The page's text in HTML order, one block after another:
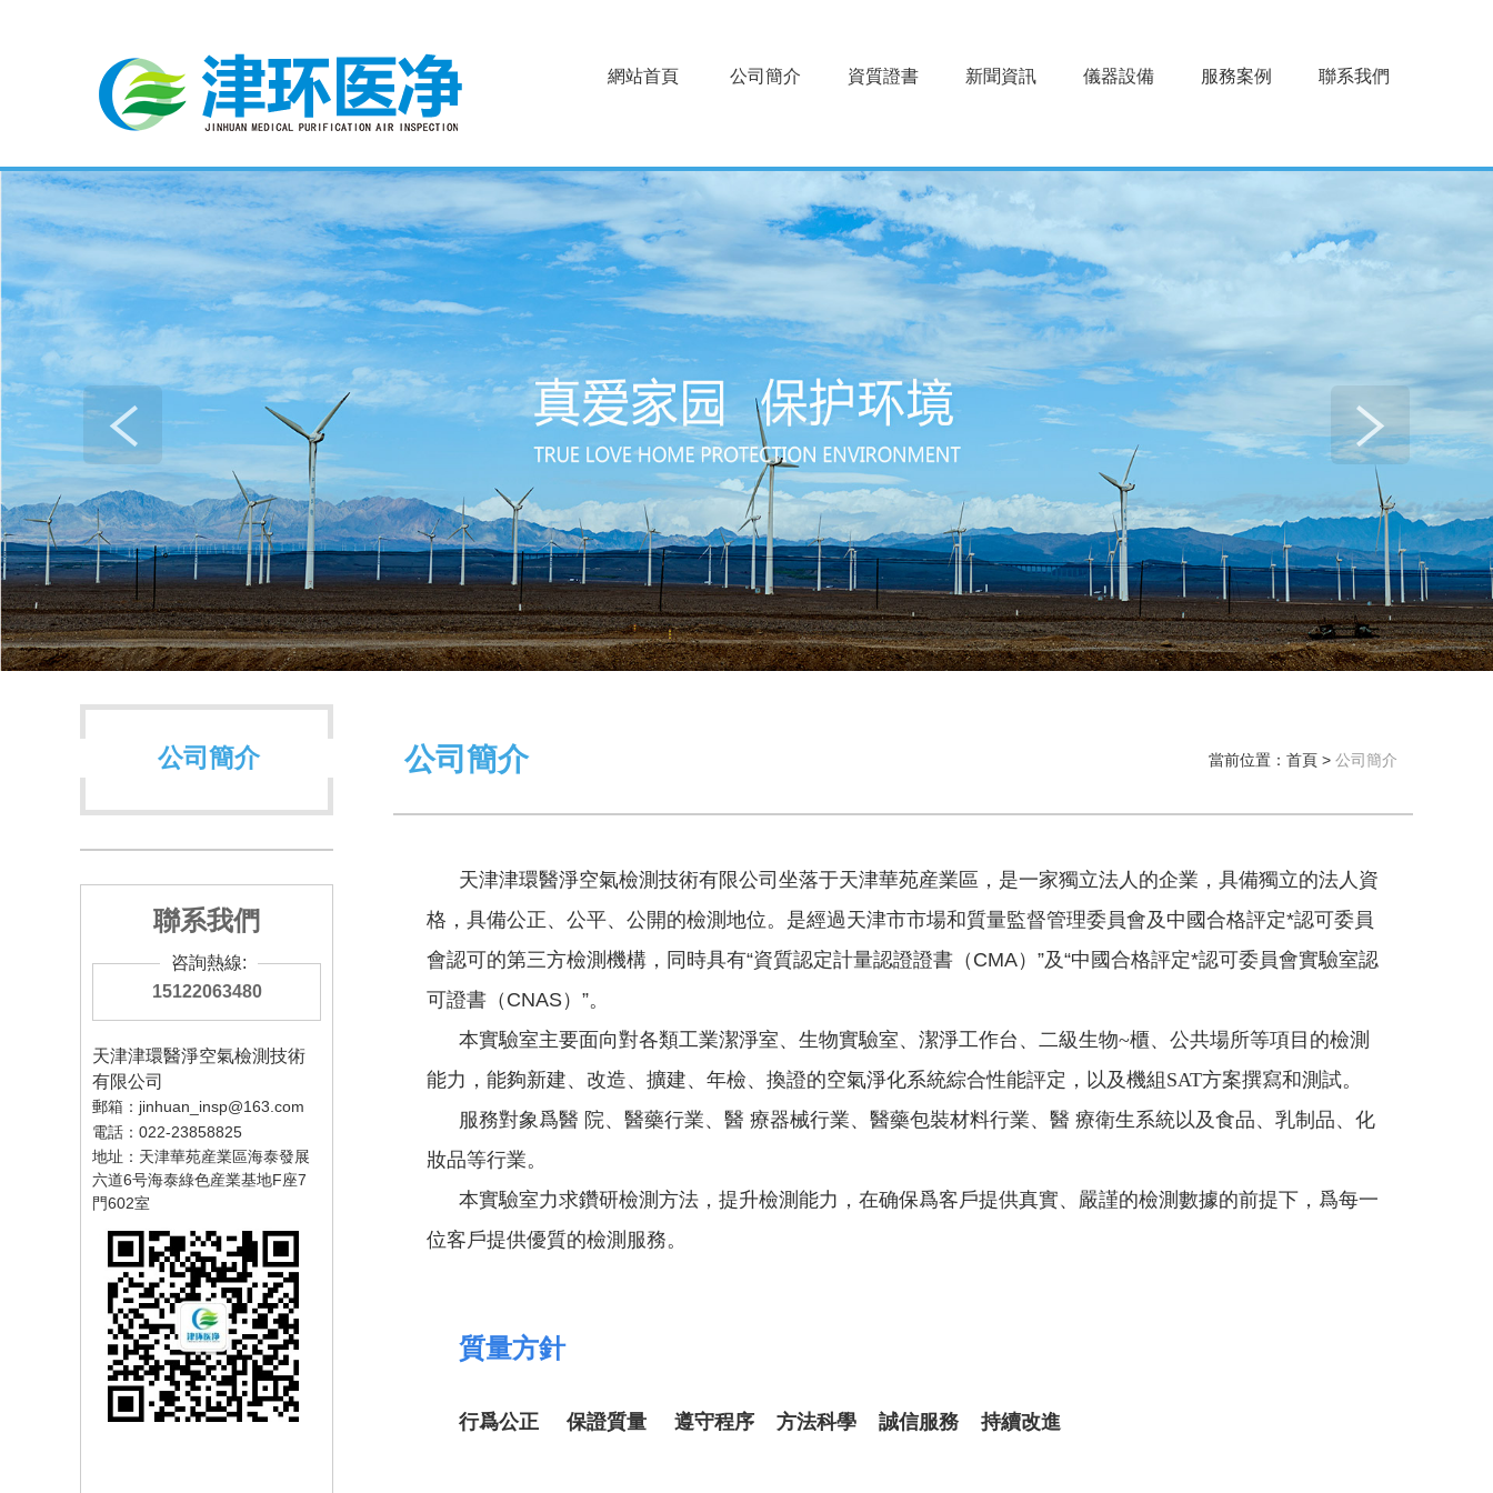
網站首頁 公司簡介 資質證書 新聞資訊 儀器設備 服務案例 聯系我們
公司簡介
聯系我們
咨詢熱線:
15122063480
天津津環醫淨空氣檢測技術
有限公司
郵箱：jinhuan_insp@163.com
電話：022-23858825
地址：天津華苑産業區海泰發展
六道6号海泰綠色産業基地F座7
門602室
公司簡介 當前位置： 首頁 公司簡介
天津津環醫淨空氣檢測技術有限公司坐落于天津華苑産業區，是一家獨立法人的企業，具備獨立的法人資
格，具備公正、公平、公開的檢測地位。是經過天津市市場和質量監督管理委員會及中國合格評定*認可委員
會認可的第三方檢測機構，同時具有“資質認定計量認證證書（CMA）”及“中國合格評定*認可委員會實驗室認
可證書（CNAS）”。
本實驗室主要面向對各類工業潔淨室、生物實驗室、潔淨工作台、二級生物~櫃、公共場所等項目的檢測
能力，能夠新建、改造、擴建、年檢、換證的空氣淨化系統綜合性能評定，以及機組SAT方案撰寫和測試。
服務對象爲醫 院、醫藥行業、醫 療器械行業、醫藥包裝材料行業、醫 療衛生系統以及食品、乳制品、化
妝品等行業。
本實驗室力求鑽研檢測方法，提升檢測能力，在确保爲客戶提供真實、嚴謹的檢測數據的前提下，爲每一
位客戶提供優質的檢測服務。
質量方針
行爲公正 保證質量 遵守程序 方法科學 誠信服務 持續改進